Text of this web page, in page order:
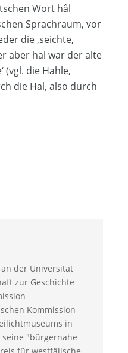
Wort hâl
Sprachraum, vor
die ‚seichte,
aber hal war der alte
(vgl. die Hahle,
die Hal, also durch
der Universität
zur Geschichte
Kommission
in
"bürgernahe
für westfälische